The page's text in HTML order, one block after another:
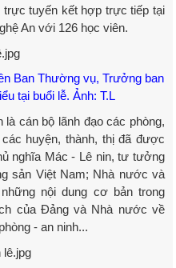
trực tuyến kết hợp trực tiếp tại
An với 126 học viên.
Ban Thường vụ, Trưởng ban
tại buổi lễ. Ảnh: T.L
cán bộ lãnh đạo các phòng,
huyện, thành, thị đã được
nghĩa Mác - Lê nin, tư tưởng
sản Việt Nam; Nhà nước và
nội dung cơ bản trong
của Đảng và Nhà nước về
- an ninh...